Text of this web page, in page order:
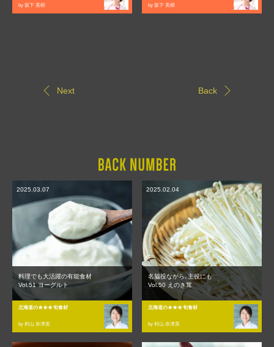
by 坂下 美樹
by 坂下 美樹
Next Back
2025.03.07
料理でも大活躍の有能食材
Vol.51 ヨーグルト
北海道の★★★旬食材
by 村山 奈津美
2025.02.04
名脇役ながら､主役にも
Vol.50 えのき茸
北海道の★★★旬食材
by 村山 奈津美